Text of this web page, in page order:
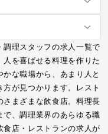
理スタッフの求人一覧で
を喜ばせる料理を作りた
な職場から、あまり人と
が見つかります。レスト
まざまな飲食店。料理長
、調理業界のあらゆる職
店・レストランの求人が